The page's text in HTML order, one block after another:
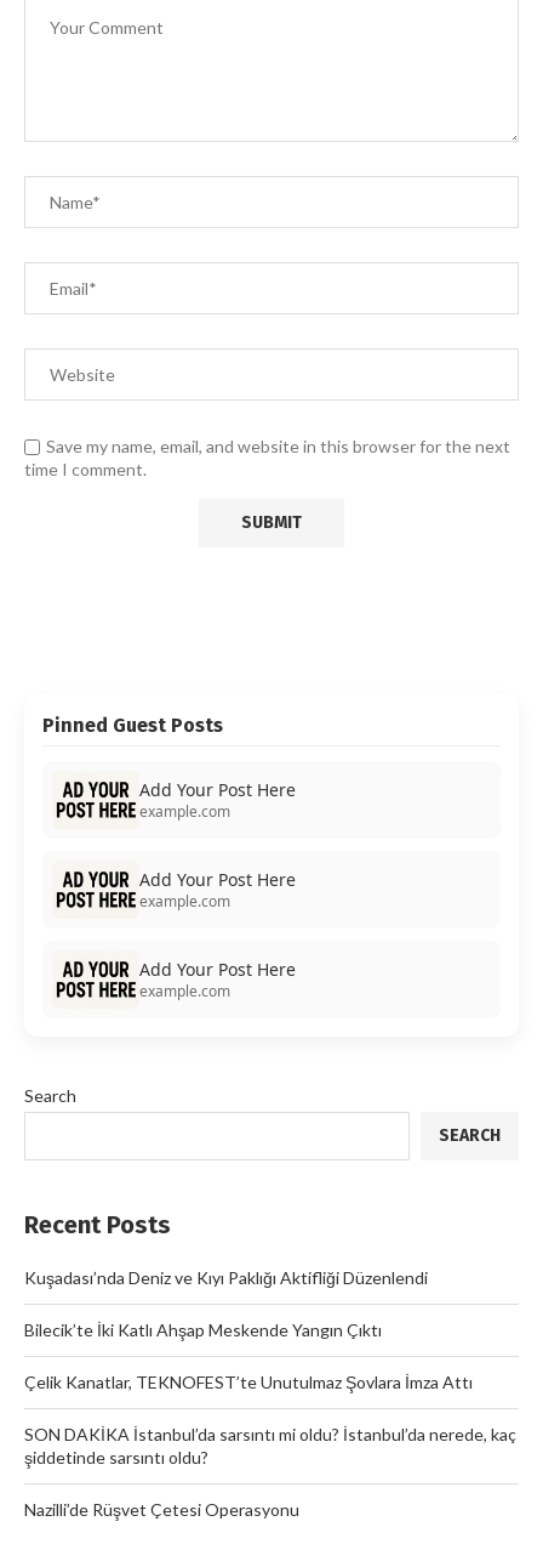
Save my name, email, and website in this browser for the next
time I comment.
Pinned Guest Posts
Add Your Post Here
example.com
Add Your Post Here
example.com
Add Your Post Here
example.com
Search
SEARCH
Recent Posts
Kuşadası’nda Deniz ve Kıyı Paklığı Aktifliği Düzenlendi
Bilecik’te İki Katlı Ahşap Meskende Yangın Çıktı
Çelik Kanatlar, TEKNOFEST’te Unutulmaz Şovlara İmza Attı
SON DAKİKA İstanbul’da sarsıntı mi oldu? İstanbul’da nerede, kaç
şiddetinde sarsıntı oldu?
Nazilli’de Rüşvet Çetesi Operasyonu